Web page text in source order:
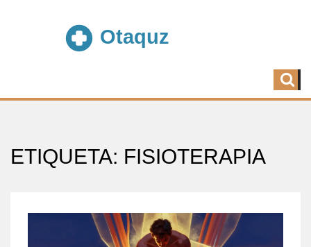
ETIQUETA: FISIOTERAPIA